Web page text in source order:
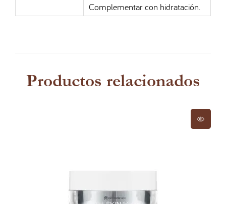
Complementar con hidratación.
Productos relacionados